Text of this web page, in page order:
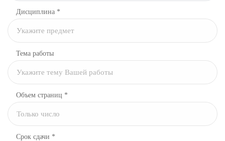
Дисциплина *
Тема работы
Объем страниц *
Срок сдачи *